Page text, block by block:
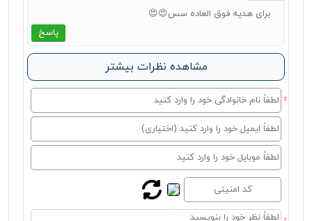
پاسخ
برای هدیه فوق العاده سس😍😍
مشاهده نظرات بیشتر